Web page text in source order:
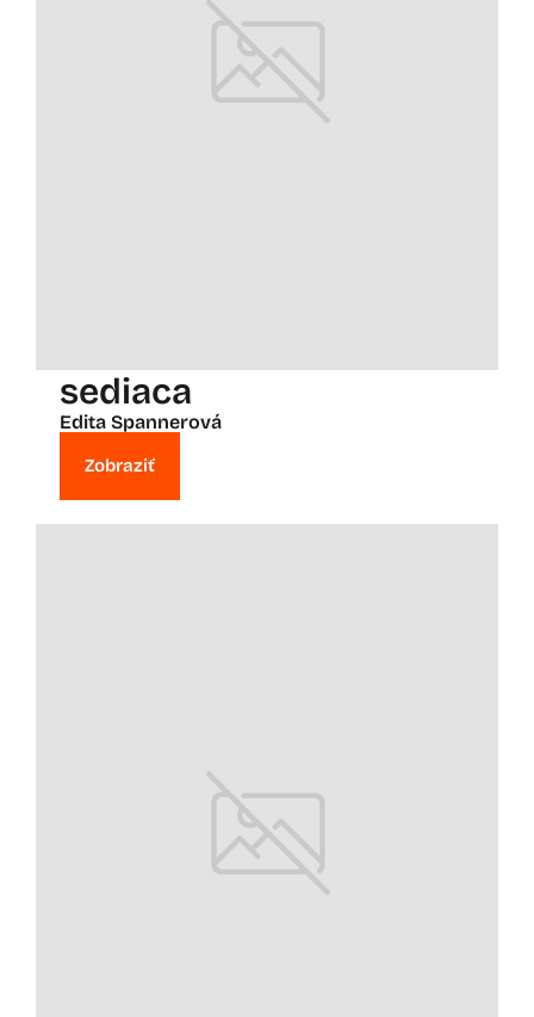
sediaca
Edita Spannerová
Zobraziť